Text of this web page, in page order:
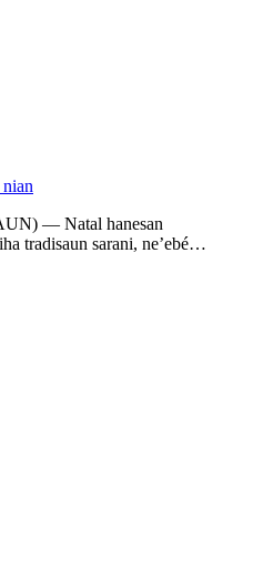
— Natal hanesan
tradisaun sarani, ne’ebé…